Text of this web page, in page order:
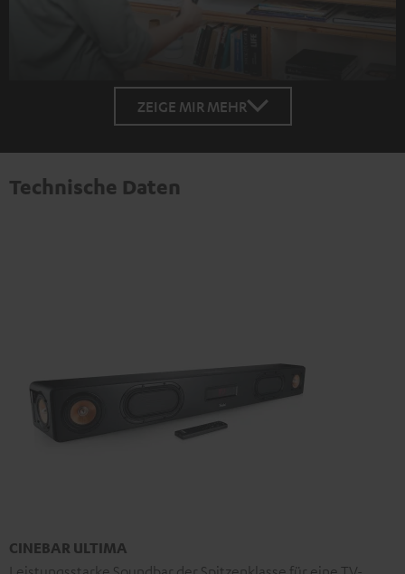
ZEIGE MIR MEHR
Technische Daten
CINEBAR ULTIMA